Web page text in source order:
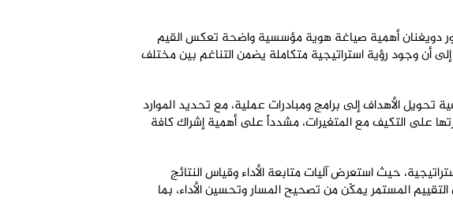
دويغنان أهمية صياغة هوية مؤسسية واضحة تعكس القيم
أن وجود رؤية استراتيجية متكاملة يضمن التناغم بين مختلف
تحويل الأهداف إلى برامج ومبادرات عملية، مع تحديد الموارد
على التكيف مع المتغيرات، مشدداً على أهمية إشراك كافة
حيث استعرض آليات متابعة الأداء وقياس النتائج
المستمر يمكّن من تصحيح المسار وتحسين الأداء، بما